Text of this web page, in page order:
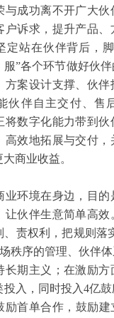
与成功离不开广大伙
户诉求，提升产品
定站在伙伴背后，脚
服”各个环节做好伙
方案设计支撑、伙伴
伙伴自主交付、售
将数字化能力带到
高效地拓展与交付，
商业收益。
业环境在身边，目
让伙伴生意简单高效
、责权利，把规则落
秩序的管理、伙伴
长期主义；在激励方
入，同时投入4亿鼓
励首单合作，鼓励建